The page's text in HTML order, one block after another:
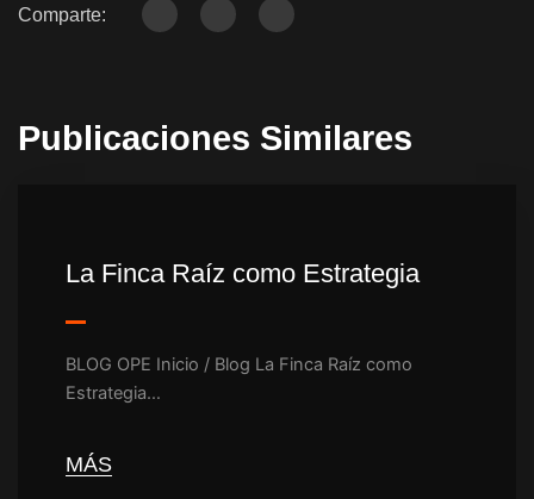
Comparte:
Publicaciones Similares
La Finca Raíz como Estrategia
BLOG OPE Inicio / Blog La Finca Raíz como
Estrategia…
MÁS